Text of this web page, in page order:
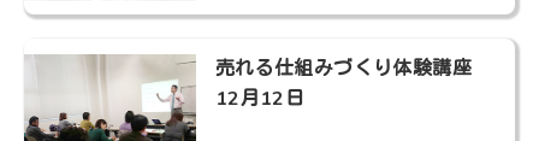
売れる仕組みづくり体験講座
12月12日